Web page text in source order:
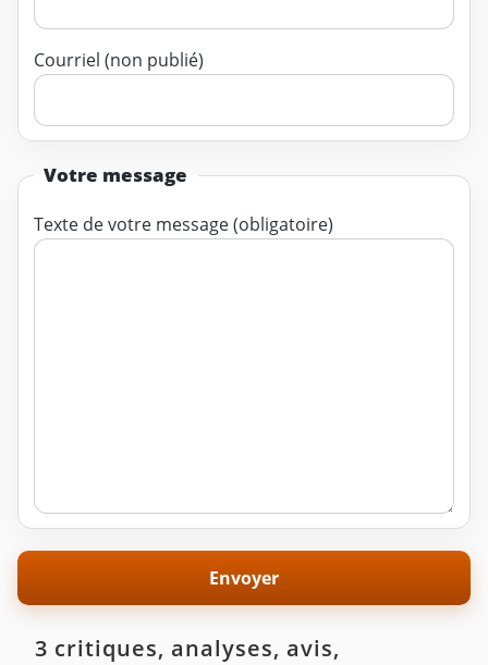
Courriel (non publié)
Votre message
Texte de votre message (obligatoire)
3 critiques, analyses, avis,